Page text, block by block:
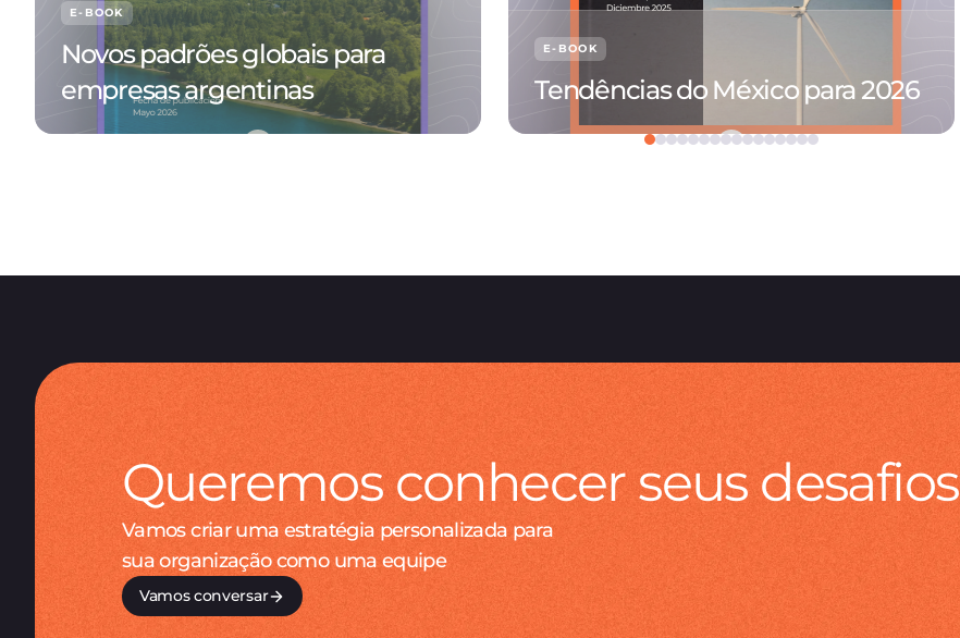
E-BOOK
Novos padrões globais para
empresas argentinas
E-BOOK
Tendências do México para 2026
Queremos conhecer seus desafios
Vamos criar uma estratégia personalizada para
sua organização como uma equipe
Vamos conversar